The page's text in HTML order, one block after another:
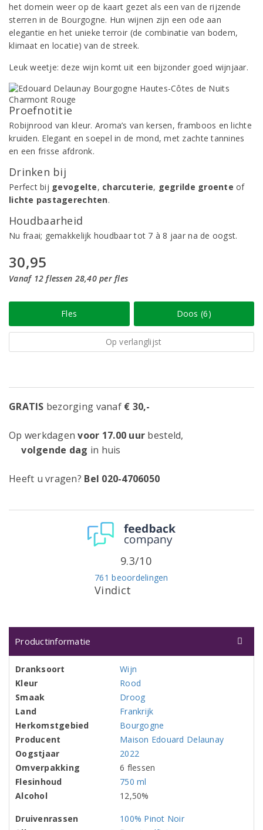
het domein weer op de kaart gezet als een van de rijzende
sterren in de Bourgogne. Hun wijnen zijn een ode aan
elegantie en het unieke terroir (de combinatie van bodem,
klimaat en locatie) van de streek.
Leuk weetje: deze wijn komt uit een bijzonder goed wijnjaar.
Proefnotitie
Robijnrood van kleur. Aroma’s van kersen, framboos en lichte
kruiden. Elegant en soepel in de mond, met zachte tannines
en een frisse afdronk.
Drinken bij
Perfect bij gevogelte, charcuterie, gegrilde groente of
lichte pastagerechten.
Houdbaarheid
Nu fraai; gemakkelijk houdbaar tot 7 à 8 jaar na de oogst.
30,95
Vanaf 12 flessen 28,40 per fles
Fles Doos (6)
Op verlanglijst
GRATIS bezorging vanaf € 30,-
Op werkdagenvoor 17.00 uur besteld,
volgende dag in huis
Heeft u vragen? Bel 020-4706050
Vindict
761 beoordelingen
9.3/10
Productinformatie
Dranksoort
Wijn
Kleur
Rood
Smaak
Droog
Land
Frankrijk
Herkomstgebied
Bourgogne
Producent
Maison Edouard Delaunay
Oogstjaar
2022
Omverpakking
6 flessen
Flesinhoud
750 ml
Alcohol
12,50%
Druivenrassen
100% Pinot Noir